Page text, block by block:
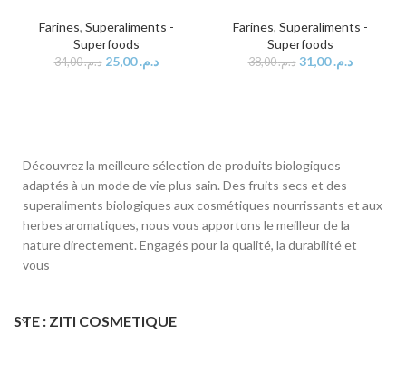
Farines, Superaliments -
Superfoods
د.م.34,00 د.م.25,00
Farines, Superaliments -
Superfoods
د.م.38,00 د.م.31,00
Découvrez la meilleure sélection de produits biologiques
adaptés à un mode de vie plus sain. Des fruits secs et des
superaliments biologiques aux cosmétiques nourrissants et aux
herbes aromatiques, nous vous apportons le meilleur de la
nature directement. Engagés pour la qualité, la durabilité et
vous
STE : ZITI COSMETIQUE